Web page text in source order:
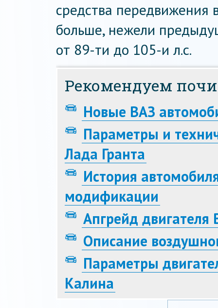
средства передвижения
больше, нежели
от 89-ти до 105-и л.с.
Рекомендуем
Новые ВАЗ
Параметры и
Лада Гранта
История
модификации
Апгрейд двигателя
Описание
Параметры
Калина